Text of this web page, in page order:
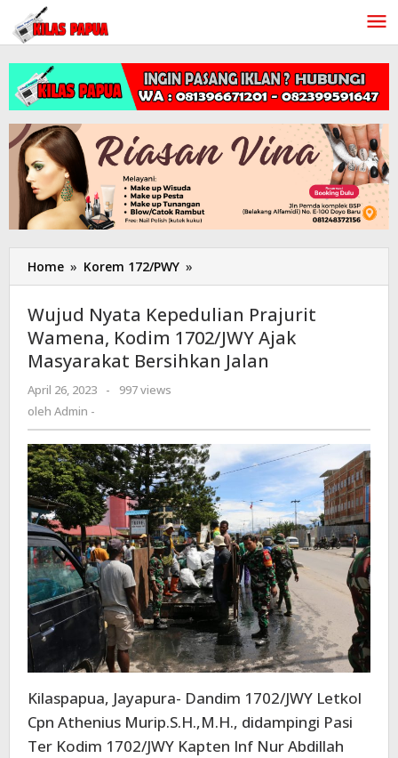
Lewati
konten
Home » Korem 172/PWY »
Nyata
Kepedulian
Prajurit
Wamena,
Kodim
Bersihkan
Jalan
Wujud Nyata Kepedulian Prajurit
Wamena, Kodim 1702/JWY Ajak
Masyarakat Bersihkan Jalan
April 26, 2023
oleh
-
997 views
oleh Admin -
Kilaspapua, Jayapura- Dandim 1702/JWY Letkol
Cpn Athenius Murip.S.H.,M.H., didampingi Pasi
Ter Kodim 1702/JWY Kapten Inf Nur Abdillah